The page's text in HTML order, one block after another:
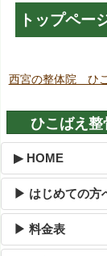
トップペー
西宮の整体院 ひ
ひこばえ整
▶ HOME
▶ はじめての方
▶ 料金表